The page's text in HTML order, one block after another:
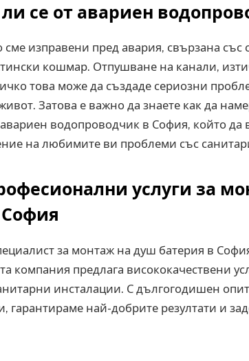
се от авариен
сме изправени пред авария, свързана със
кошмар. Отпушване на канали,
това може да създаде сериозни
Затова е важно да знаете как да
водопроводчик в София, който да
на любимите ви проблеми със
услуги за
за монтаж на душ батерия в
компания предлага висококачествени
инсталации. С дългогодишен
гарантираме най-добрите резултати и